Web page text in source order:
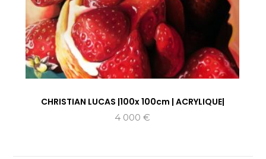
CHRISTIAN LUCAS |100x 100cm | ACRYLIQUE|
4 000€